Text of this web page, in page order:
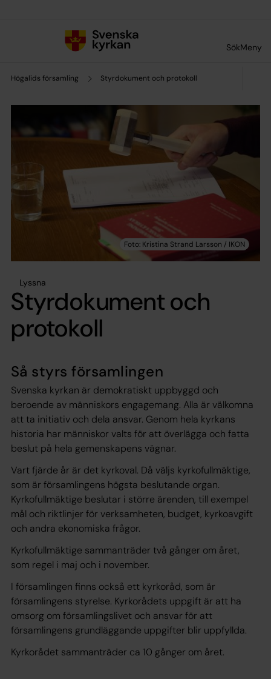
SökMeny
Högalids församling Styrdokument och protokoll
Lyssna
Styrdokument och
protokoll
Så styrs församlingen
Svenska kyrkan är demokratiskt uppbyggd och
beroende av människors engagemang. Alla är välkomna
att ta initiativ och dela ansvar. Genom hela kyrkans
historia har människor valts för att överlägga och fatta
beslut på hela gemenskapens vägnar.
Vart fjärde år är det kyrkoval. Då väljs kyrkofullmäktige,
som är församlingens högsta beslutande organ.
Kyrkofullmäktige beslutar i större ärenden, till exempel
mål och riktlinjer för verksamheten, budget, kyrkoavgift
och andra ekonomiska frågor.
Kyrkofullmäktige sammanträder två gånger om året,
som regel i maj och i november.
I församlingen finns också ett kyrkoråd, som är
församlingens styrelse. Kyrkorådets uppgift är att ha
omsorg om församlingslivet och ansvar för att
församlingens grundläggande uppgifter blir uppfyllda.
Kyrkorådet sammanträder ca 10 gånger om året.